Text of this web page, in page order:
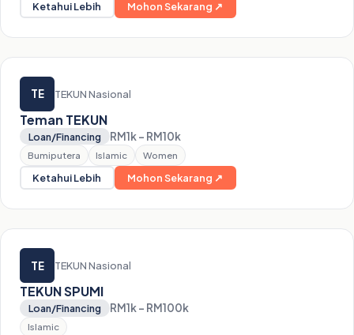
Ketahui Lebih Mohon Sekarang ↗
TE TEKUN Nasional
Teman TEKUN
Loan/Financing RM1k – RM10k
Bumiputera Islamic Women
Ketahui Lebih Mohon Sekarang ↗
TE TEKUN Nasional
TEKUN SPUMI
Loan/Financing RM1k – RM100k
Islamic